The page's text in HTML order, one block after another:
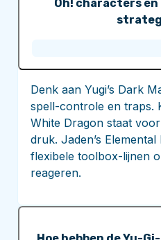
Oh! characters en
Denk aan Yugi’s Dark
spell-controle en traps.
White Dragon staat
druk. Jaden’s Elemental
flexibele toolbox-lijnen
reageren.